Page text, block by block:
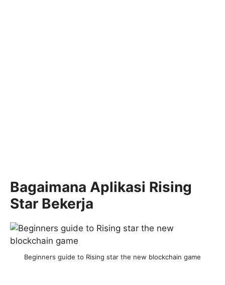
Bagaimana Aplikasi Rising
Star Bekerja
Beginners guide to Rising star the new blockchain game